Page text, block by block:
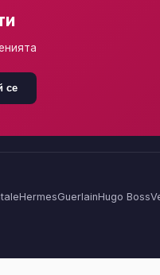
се
HermesGuerlainHugo Boss